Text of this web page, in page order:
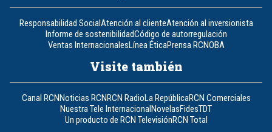
Responsabilidad SocialAtención al clienteAtención al inversionista
Informe de sostenibilidadCódigo de autorregulación
Ventas InternacionalesLínea ÉticaPrensa RCNOBA
Visite también
Canal RCNNoticias RCNRCN RadioLa RepúblicaRCN Comerciales
Nuestra Tele InternacionalNovelasFidesTDT
Un producto de RCN TelevisiónRCN Total